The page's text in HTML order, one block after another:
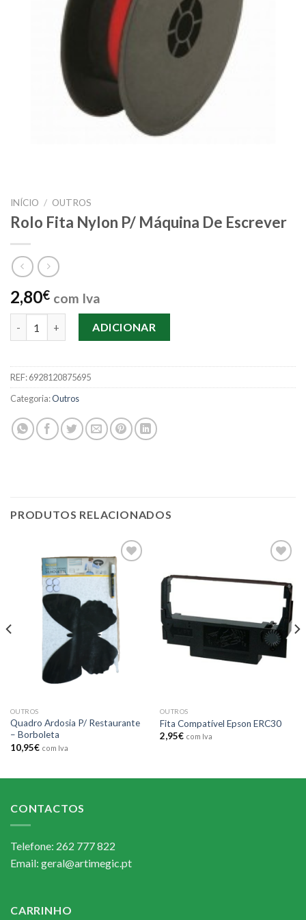
INÍCIO / OUTROS
Rolo Fita Nylon P/ Máquina De Escrever
2,80€ com Iva
ADICIONAR
REF:6928120875695
Categoria:Outros
PRODUTOS RELACIONADOS
Add to
wishlist
OUTROS
Quadro Ardosia P/ Restaurante
– Borboleta
10,95€ com Iva
Add to
wishlist
OUTROS
Fita Compatível Epson ERC30
2,95€ com Iva
CONTACTOS
Telefone: 262 777 822
Email: geral@artimegic.pt
CARRINHO